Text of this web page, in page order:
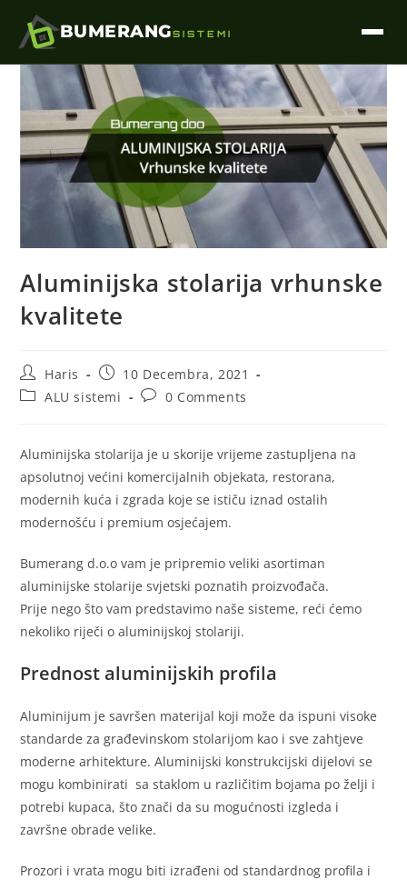
BUMERANGSISTEMI
Aluminijska stolarija vrhunske
kvalitete
Haris
10 Decembra, 2021
ALU sistemi
0 Comments
Aluminijska stolarija je u skorije vrijeme zastupljena na
apsolutnoj većini komercijalnih objekata, restorana,
modernih kuća i zgrada koje se ističu iznad ostalih
modernošću i premium osjećajem.
Bumerang d.o.o vam je pripremio veliki asortiman
aluminijske stolarije svjetski poznatih proizvođača.
Prije nego što vam predstavimo naše sisteme, reći ćemo
nekoliko riječi o aluminijskoj stolariji.
Prednost aluminijskih profila
Aluminijum je savršen materijal koji može da ispuni visoke
standarde za građevinskom stolarijom kao i sve zahtjeve
moderne arhitekture. Aluminijski konstrukcijski dijelovi se
mogu kombinirati sa staklom u različitim bojama po želji i
potrebi kupaca, što znači da su mogućnosti izgleda i
završne obrade velike.
Prozori i vrata mogu biti izrađeni od standardnog profila i